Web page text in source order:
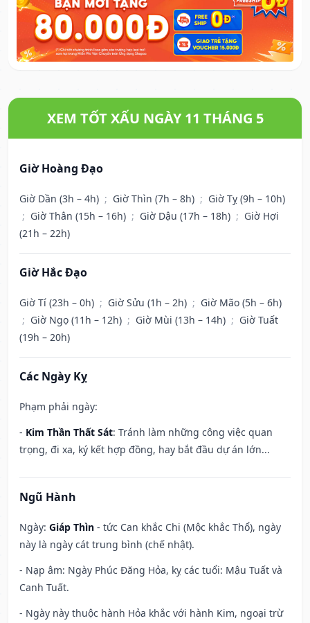
XEM TỐT XẤU NGÀY 11 THÁNG 5
Giờ Hoàng Đạo
Giờ Dần (3h – 4h) ; Giờ Thìn (7h – 8h) ; Giờ Tỵ (9h – 10h)
; Giờ Thân (15h – 16h) ; Giờ Dậu (17h – 18h) ; Giờ Hợi
(21h – 22h)
Giờ Hắc Đạo
Giờ Tí (23h – 0h) ; Giờ Sửu (1h – 2h) ; Giờ Mão (5h – 6h)
; Giờ Ngọ (11h – 12h) ; Giờ Mùi (13h – 14h) ; Giờ Tuất
(19h – 20h)
Các Ngày Kỵ
Phạm phải ngày:
- Kim Thần Thất Sát: Tránh làm những công việc quan
trọng, đi xa, ký kết hợp đồng, hay bắt đầu dự án lớn...
Ngũ Hành
Ngày: Giáp Thìn - tức Can khắc Chi (Mộc khắc Thổ), ngày
này là ngày cát trung bình (chế nhật).
- Nạp âm: Ngày Phúc Đăng Hỏa, kỵ các tuổi: Mậu Tuất và
Canh Tuất.
- Ngày này thuộc hành Hỏa khắc với hành Kim, ngoại trừ